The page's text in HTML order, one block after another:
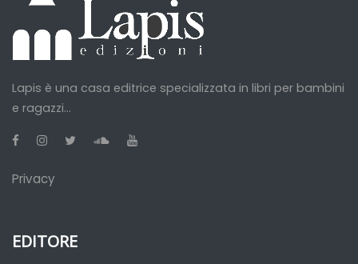
Lapis è una casa editrice specializzata in libri per bambini
e ragazzi...
Privacy
EDITORE